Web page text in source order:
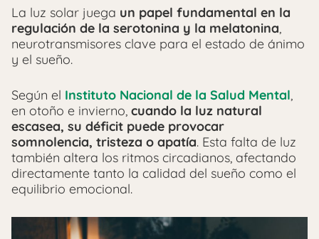
La luz solar juega un papel fundamental en la
regulación de la serotonina y la melatonina,
neurotransmisores clave para el estado de ánimo
y el sueño.
Según el Instituto Nacional de la Salud Mental,
en otoño e invierno, cuando la luz natural
escasea, su déficit puede provocar
somnolencia, tristeza o apatía. Esta falta de luz
también altera los ritmos circadianos, afectando
directamente tanto la calidad del sueño como el
equilibrio emocional.